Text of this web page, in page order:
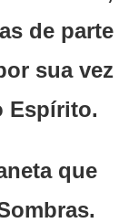
de parte
sua vez
Espírito.
que